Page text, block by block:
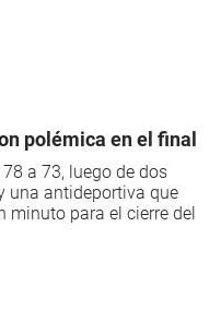
polémica en el final
a 73, luego de dos
una antideportiva que
minuto para el cierre del